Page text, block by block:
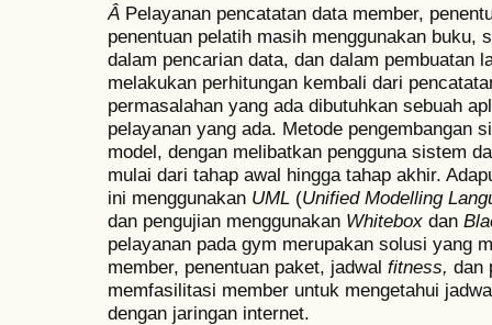
Â Pelayanan pencatatan data member,
penentuan pelatih masih menggunakan buku,
dalam pencarian data, dan dalam pembuatan
melakukan perhitungan kembali dari
permasalahan yang ada dibutuhkan sebuah
pelayanan yang ada. Metode pengembangan
model, dengan melibatkan pengguna sistem
mulai dari tahap awal hingga tahap akhir.
ini menggunakan UML (Unified Modelling
dan pengujian menggunakan Whitebox dan B
pelayanan pada gym merupakan solusi yang
member, penentuan paket, jadwal fitness, dan
memfasilitasi member untuk mengetahui
dengan jaringan internet.